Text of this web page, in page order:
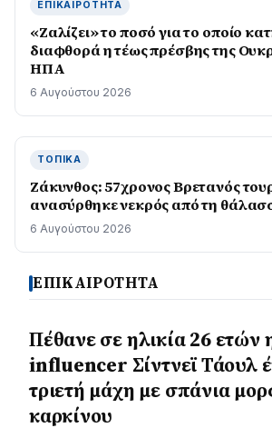
ΕΠΙΚΑΙΡΌΤΗΤΑ
«Ζαλίζει» το ποσό για το οποίο
διαφθορά η τέως πρέσβης της
ΗΠΑ
6 Αυγούστου 2026
ΤΟΠΙΚΆ
Ζάκυνθος: 57χρονος Βρετανός
ανασύρθηκε νεκρός από τη
6 Αυγούστου 2026
ΕΠΙΚΑΙΡΟΤΗΤΑ
Πέθανε σε ηλικία 26 ετών
influencer Σίντνεϊ Τάουλ
τριετή μάχη με σπάνια
καρκίνου